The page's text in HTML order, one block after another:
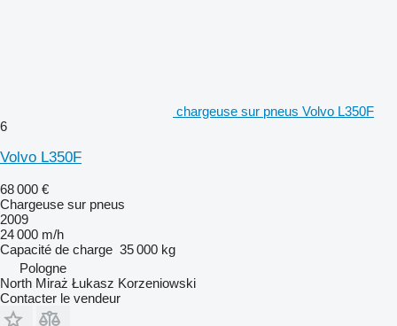
chargeuse sur pneus Volvo L350F
6
Volvo L350F
68 000 €
Chargeuse sur pneus
2009
24 000 m/h
Capacité de charge 35 000 kg
Pologne
North Miraż Łukasz Korzeniowski
Contacter le vendeur